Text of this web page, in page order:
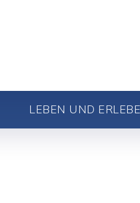
LEBEN UND